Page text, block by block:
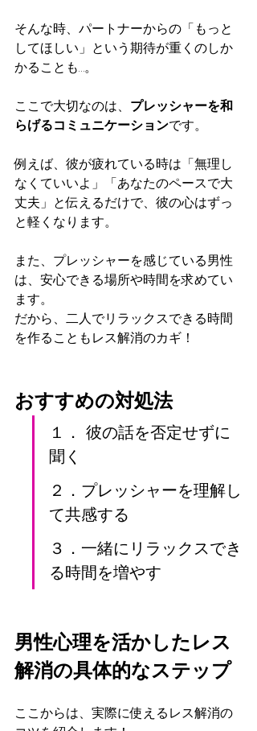
そんな時、パートナーからの「もっと
してほしい」という期待が重くのしか
かることも…。
ここで大切なのは、 プレッシャーを和
らげるコミュニケーションです。
例えば、彼が疲れている時は「無理し
なくていいよ」「あなたのペースで大
丈夫」と伝えるだけで、彼の心はずっ
と軽くなります。
また、プレッシャーを感じている男性
は、安心できる場所や時間を求めてい
ます。
だから、二人でリラックスできる時間
を作ることもレス解消のカギ！
おすすめの対処法
１． 彼の話を否定せずに
聞く
２．プレッシャーを理解し
て共感する
３．一緒にリラックスでき
る時間を増やす
男性心理を活かしたレス
解消の具体的なステップ
ここからは、実際に使えるレス解消の